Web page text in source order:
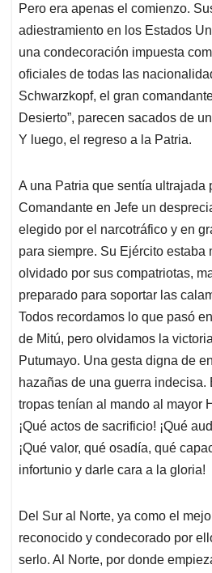
Pero era apenas el comienzo.
adiestramiento en los Estados
una condecoración impuesta
oficiales de todas las
Schwarzkopf, el gran
Desierto”, parecen sacados de
Y luego, el regreso a la Patria.
A una Patria que sentía ultrajada
Comandante en Jefe un
elegido por el narcotráfico y en
para siempre. Su Ejército estaba
olvidado por sus compatriotas,
preparado para soportar las
Todos recordamos lo que pasó
de Mitú, pero olvidamos la
Putumayo. Una gesta digna de
hazañas de una guerra indecisa.
tropas tenían al mando al mayor
¡Qué actos de sacrificio! ¡Qué
¡Qué valor, qué osadía, qué
infortunio y darle cara a la gloria!
Del Sur al Norte, ya como el
reconocido y condecorado por
serlo. Al Norte, por donde